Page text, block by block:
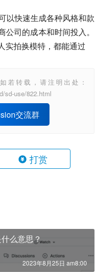
以快速生成各种风格和款
司的成本和时间投入。
实拍换模特，都能通过
若转载，请注明出处：
sd-use/822.html
交流群
打赏
么意思？
2023年8月25日 am8:00